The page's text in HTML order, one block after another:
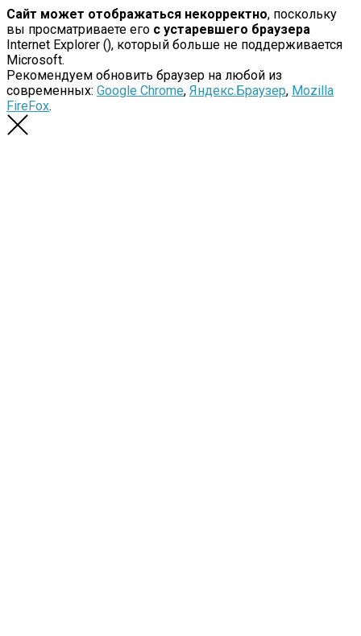
Сайт может отображаться некорректно, поскольку
вы просматриваете его с устаревшего браузера
Internet Explorer (), который больше не поддерживается
Microsoft.
Рекомендуем обновить браузер на любой из
современных: Google Chrome, Яндекс.Браузер, Mozilla
FireFox.